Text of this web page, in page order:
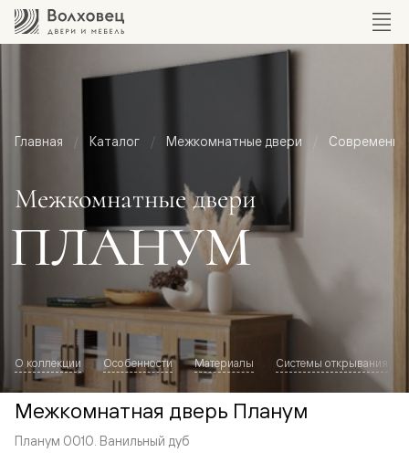
Главная Каталог Межкомнатные двери
Межкомнатные двери
ПЛАНУМ
О коллекции Особенности Материалы Системы открывания
Межкомнатная дверь Планум
Планум 0010. Ванильный дуб